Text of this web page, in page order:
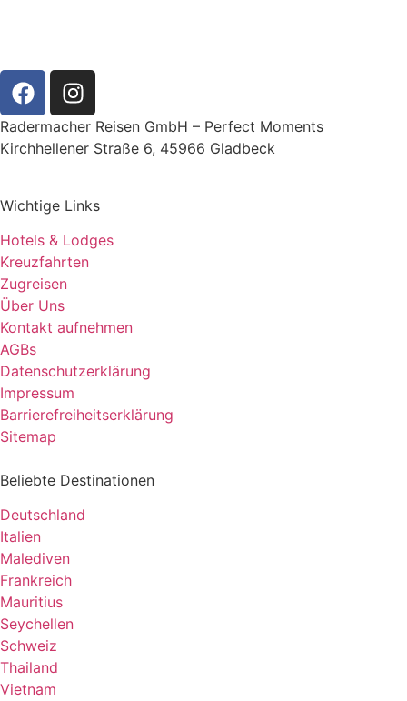
Radermacher Reisen GmbH – Perfect Moments
Kirchhellener Straße 6, 45966 Gladbeck
Wichtige Links
Hotels & Lodges
Kreuzfahrten
Zugreisen
Über Uns
Kontakt aufnehmen
AGBs
Datenschutzerklärung
Impressum
Barrierefreiheitserklärung
Sitemap
Beliebte Destinationen
Deutschland
Italien
Malediven
Frankreich
Mauritius
Seychellen
Schweiz
Thailand
Vietnam